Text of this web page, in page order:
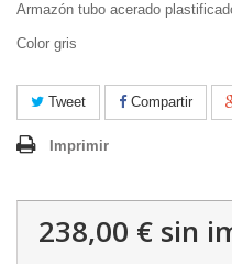
Armazón tubo acerado
Color gris
Tweet Compartir
Imprimir
238,00 € sin